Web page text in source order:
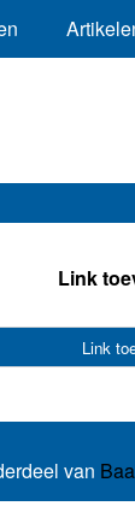
Link
Link
van